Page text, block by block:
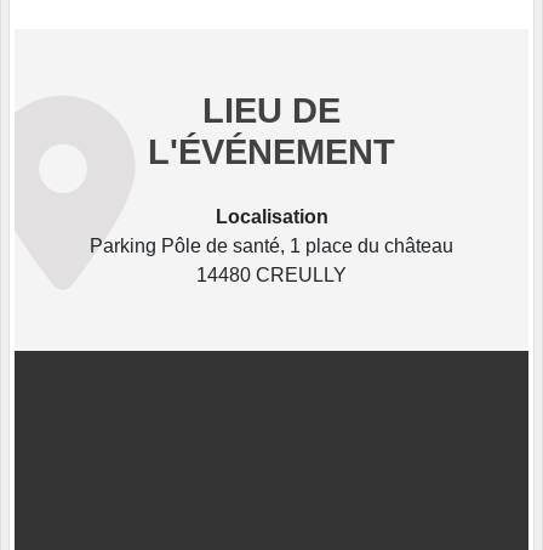
LIEU DE
L'ÉVÉNEMENT
Localisation
Parking Pôle de santé, 1 place du château
14480 CREULLY